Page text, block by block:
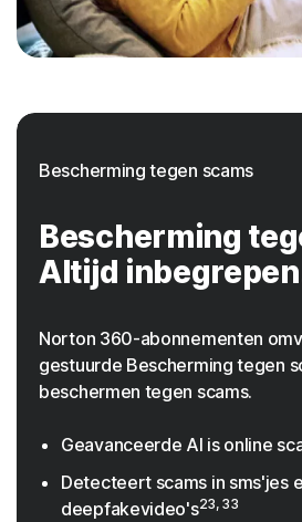
Bescherming tegen scams
Bescherming
Altijd
Norton 360-abonnementen
gestuurde Bescherming tegen
beschermen tegen scams.
Geavanceerde AI is online
Detecteert scams in sms'jes
deepfakevideo's23, 33